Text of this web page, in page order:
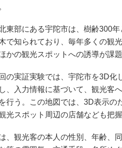
東部にある宇陀市は、樹齢300年
で知られており、毎年多くの観
かの観光スポットへの誘導が課題
の実証実験では、宇陀市を3D化
、入力情報に基づいて、観光客
行う。この地図では、3D表示の
光スポット周辺の店舗なども把握
、観光客の本人の性別、年齢、